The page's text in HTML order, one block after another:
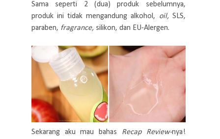
Sama seperti 2 (dua) produk sebelumnya,
produk ini tidak mengandung alkohol, oil, SLS,
paraben, fragrance, silikon, dan EU-Alergen.
Sekarang aku mau bahas Recap Review-nya!